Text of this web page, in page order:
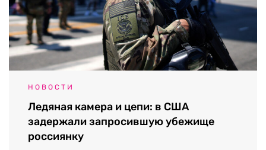
НОВОСТИ
Ледяная камера и цепи: в США
задержали запросившую убежище
россиянку